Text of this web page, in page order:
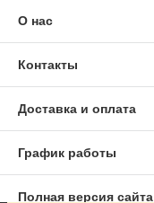
О нас
Контакты
Доставка и оплата
График работы
Полная версия сайта